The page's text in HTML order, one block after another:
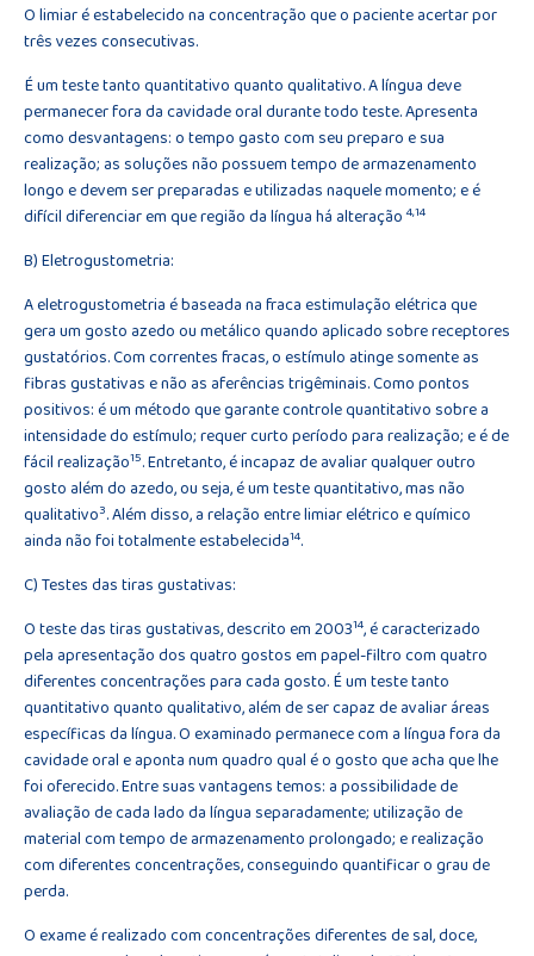
O limiar é estabelecido na concentração que o paciente acertar por
três vezes consecutivas.
É um teste tanto quantitativo quanto qualitativo. A língua deve
permanecer fora da cavidade oral durante todo teste. Apresenta
como desvantagens: o tempo gasto com seu preparo e sua
realização; as soluções não possuem tempo de armazenamento
longo e devem ser preparadas e utilizadas naquele momento; e é
difícil diferenciar em que região da língua há alteração4,14
B) Eletrogustometria:
A eletrogustometria é baseada na fraca estimulação elétrica que
gera um gosto azedo ou metálico quando aplicado sobre receptores
gustatórios. Com correntes fracas, o estímulo atinge somente as
fibras gustativas e não as aferências trigêminais. Como pontos
positivos: é um método que garante controle quantitativo sobre a
intensidade do estímulo; requer curto período para realização; e é de
fácil realização15. Entretanto, é incapaz de avaliar qualquer outro
gosto além do azedo, ou seja, é um teste quantitativo, mas não
qualitativo3. Além disso, a relação entre limiar elétrico e químico
ainda não foi totalmente estabelecida14.
C) Testes das tiras gustativas:
O teste das tiras gustativas, descrito em 200314, é caracterizado
pela apresentação dos quatro gostos em papel-filtro com quatro
diferentes concentrações para cada gosto. É um teste tanto
quantitativo quanto qualitativo, além de ser capaz de avaliar áreas
específicas da língua. O examinado permanece com a língua fora da
cavidade oral e aponta num quadro qual é o gosto que acha que lhe
foi oferecido. Entre suas vantagens temos: a possibilidade de
avaliação de cada lado da língua separadamente; utilização de
material com tempo de armazenamento prolongado; e realização
com diferentes concentrações, conseguindo quantificar o grau de
perda.
O exame é realizado com concentrações diferentes de sal, doce,